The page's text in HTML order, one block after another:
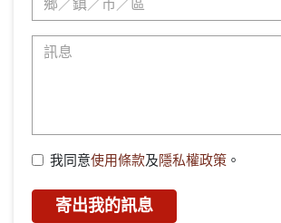
我同意使用條款及隱私權政策 。
寄出我的訊息